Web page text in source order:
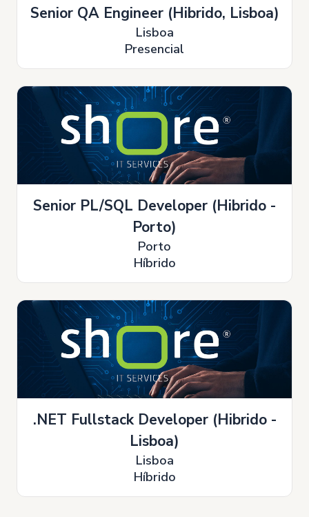
Senior QA Engineer (Hibrido, Lisboa)
Lisboa
Presencial
Senior PL/SQL Developer (Hibrido -
Porto)
Porto
Híbrido
.NET Fullstack Developer (Hibrido -
Lisboa)
Lisboa
Híbrido